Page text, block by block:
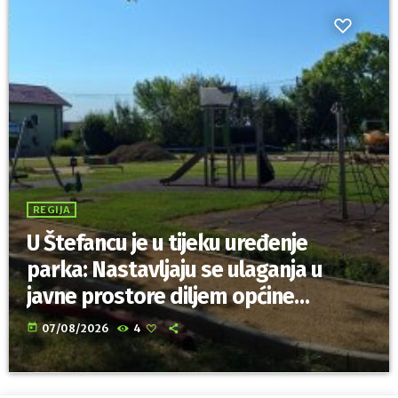
REGIJA
U Štefancu je u tijeku uređenje
parka: Nastavljaju se ulaganja u
javne prostore diljem općine
Trnovec Bartolovečki
today 07/08/2026 4